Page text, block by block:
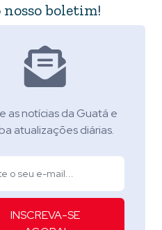
nosso boletim!
as notícias da Guatá e
atualizações diárias.
INSCREVA-SE